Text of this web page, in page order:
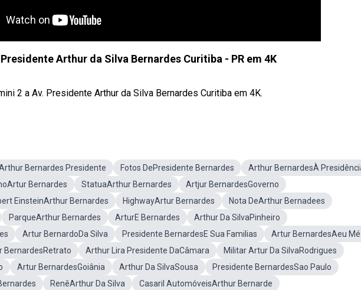
Arthur da Silva Bernardes Curitiba - PR em 4K
2 a Av. Presidente Arthur da Silva Bernardes Curitiba em 4K.
Bernardes Presidente Fotos DePresidente Bernardes
Arthur BernardesÀ
Bernardes StatuaArthur Bernardes
Artjur BernardesGoverno
EinsteinArthur Bernardes HighwayArtur Bernardes
Nota DeArthur Bernadees
ParqueArthur Bernardes ArturE Bernardes
Arthur Da SilvaPinheiro
Artur BernardoDa Silva Presidente BernardesE Sua Familias
Artur BernardesAeu Mé
BernardesRetrato Arthur Lira Presidente DaCâmara
Militar Artur Da SilvaRodrigues
Artur BernardesGoiânia Arthur Da SilvaSousa
Presidente BernardesSao Paulo
RenêArthur Da Silva
Casaril AutomóveisArthur Bernarde